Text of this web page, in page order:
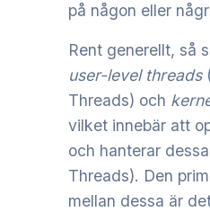
på någon eller
Rent generellt, så
user-level threads
Threads) och
vilket innebär att
och hanterar
Threads). Den
mellan dessa är